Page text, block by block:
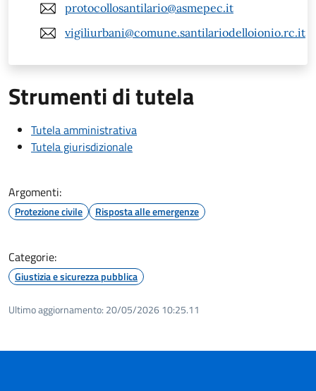
protocollosantilario@asmepec.it
vigiliurbani@comune.santilariodelloionio.rc.it
Strumenti di tutela
Tutela amministrativa
Tutela giurisdizionale
Argomenti:
Protezione civile Risposta alle emergenze
Categorie:
Giustizia e sicurezza pubblica
Ultimo aggiornamento: 20/05/2026 10:25.11